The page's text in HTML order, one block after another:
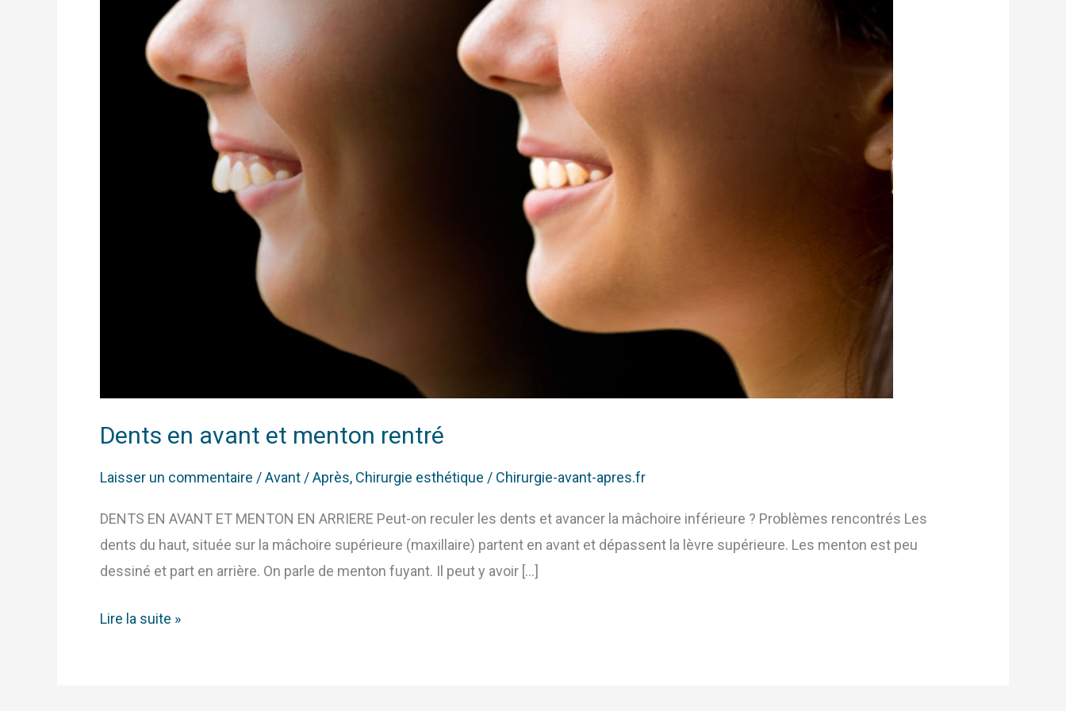
Dents en avant et menton rentré
Laisser un commentaire /Avant / Après, Chirurgie esthétique / Chirurgie-avant-apres.fr
DENTS EN AVANT ET MENTON EN ARRIERE Peut-on reculer les dents et avancer la mâchoire inférieure ? Problèmes rencontrés Les
dents du haut, située sur la mâchoire supérieure (maxillaire) partent en avant et dépassent la lèvre supérieure. Les menton est peu
dessiné et part en arrière. On parle de menton fuyant. Il peut y avoir […]
Lire la suite »